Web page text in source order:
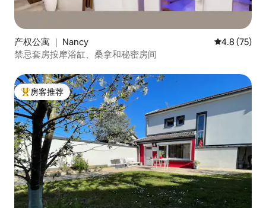
产权公寓 ｜ Nancy 平均评分
4.8 (75)
禁忌套房按摩浴缸、桑拿和秘密房间
热门「房客推荐」
房客推荐